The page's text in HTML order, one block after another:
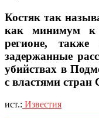
Костяк так
как минимум к
регионе,
задержанные
убийствах в
с властями стран
ист.: Известия